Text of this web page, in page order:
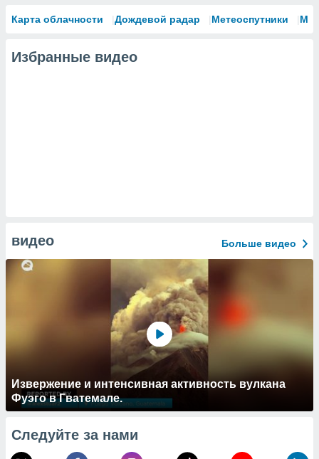
наших 1199
Карта облачности Дождевой радар Метеоспутники
Избранные видео
видео Больше видео
Извержение и интенсивная активность вулкана
Фуэго в Гватемале.
Следуйте за нами